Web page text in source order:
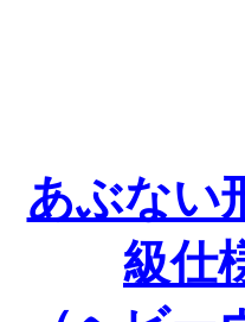
あぶない
級仕